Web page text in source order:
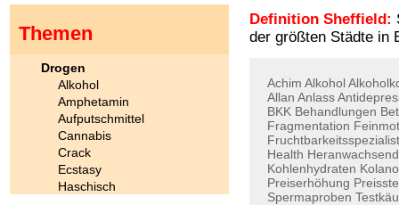
Definition Sheffield:
der größten Städte in
Achim Alkohol
Allan Anlass
BKK Behandlungen
Fragmentation
Fruchtbarkeitsspezialist
Health
Kohlenhydraten
Preiserhöhung
Spermaproben
Themen
Drogen
Alkohol
Amphetamin
Aufputschmittel
Cannabis
Crack
Ecstasy
Haschisch